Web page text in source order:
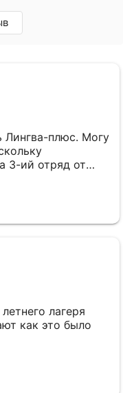
плюс. Могу
благодарность
их в себя
это не моё
лагеря
как это было